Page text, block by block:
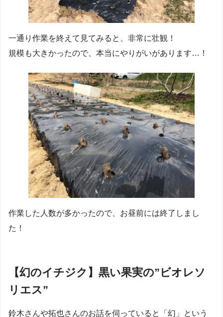
一通り作業を終えて見てみると、非常に壮観！
規模も大きかったので、本当にやりがいがあります…！
作業した人数が多かったので、お昼前には終了しまし
た！
【幻のイチジク】黒い果実の”ビオレソ
リエス”
鈴木さんや拓也さんのお話を伺っていると「幻」という